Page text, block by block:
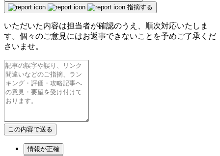
指摘する
いただいた内容は担当者が確認のうえ、順次対応いたしま
す。個々のご意見にはお返事できないことを予めご了承くだ
さいませ。
情報が正確